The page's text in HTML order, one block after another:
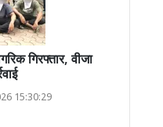
गिरफ्तार, वीजा
15:30:29